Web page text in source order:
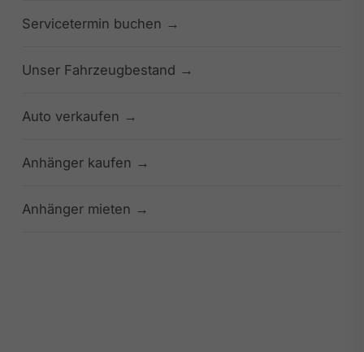
Servicetermin buchen
Unser Fahrzeugbestand
Auto verkaufen
Anhänger kaufen
Anhänger mieten